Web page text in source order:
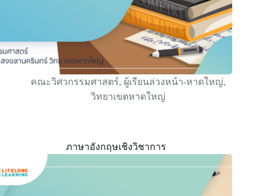
คณะวิศวกรรมศาสตร์, ผู้เรียนล่วงหน้า-หาดใหญ่,
วิทยาเขตหาดใหญ่
ภาษาอังกฤษเชิงวิชาการ